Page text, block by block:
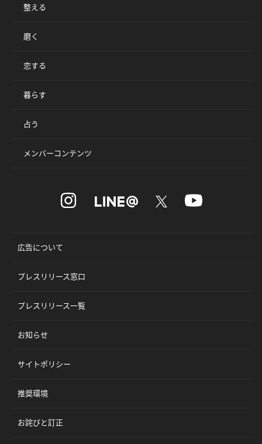
整える
磨く
恋する
暮らす
占う
メンバーコンテンツ
広告について
プレスリリース窓口
プレスリリース一覧
お知らせ
サイトポリシー
推奨環境
お詫びと訂正